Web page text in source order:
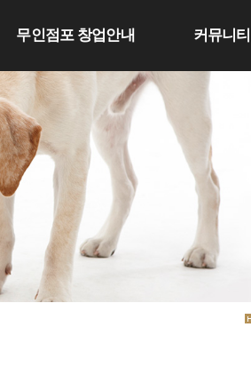
무인점포 창업안내 커뮤니티